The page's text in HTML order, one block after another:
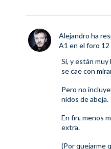
Alejandro ha
A1 en el foro 12
Si, y están
se cae con
Pero no
nidos de abeja.
En fin, menos
extra.
(Por quejarme